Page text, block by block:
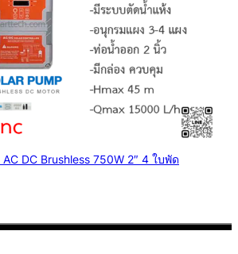
DC Brushless 750W 2″ 4 ใบพัด